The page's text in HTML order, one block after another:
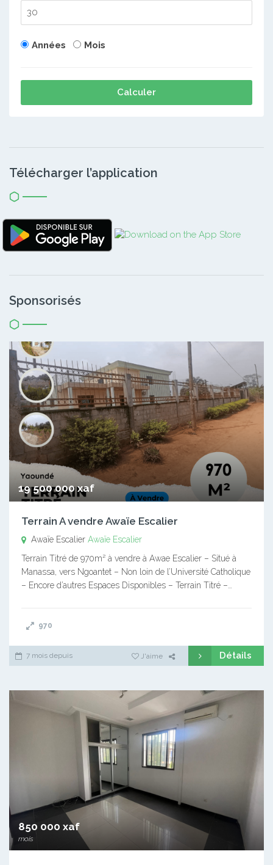
Années Mois
Calculer
Télécharger l’application
Sponsorisés
19 500 000 xaf
Terrain A vendre Awaïe Escalier
Awaïe Escalier Awaïe Escalier
Terrain Titré de 970m² à vendre à Awae Escalier – Situé à
Manassa, vers Ngoantet – Non loin de l’Université Catholique
– Encore d’autres Espaces Disponibles – Terrain Titré –…
970
7 mois depuis J'aime Détails
850 000 xaf
mois